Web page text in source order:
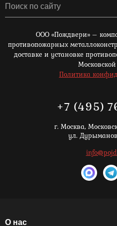
ООО «Пождвери» –
противопожарных
доставке и установке
Политика
+7 (495)
г. Москва,
ул.
О нас